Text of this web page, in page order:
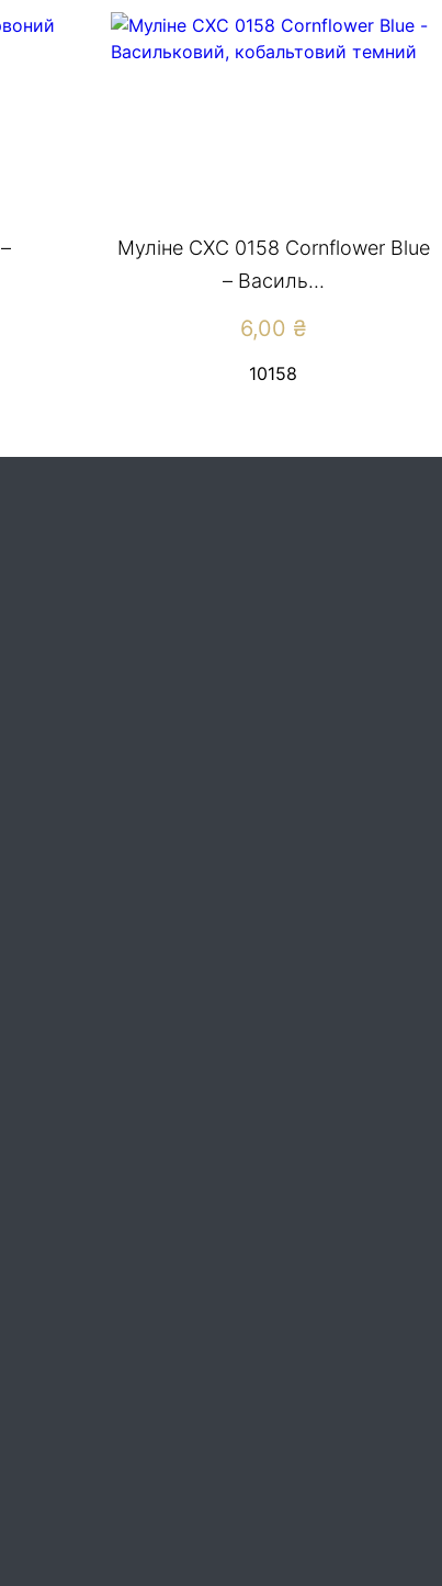
Муліне СХС 0158 Cornflower Blue
– Василь...
6,00 ₴
10158